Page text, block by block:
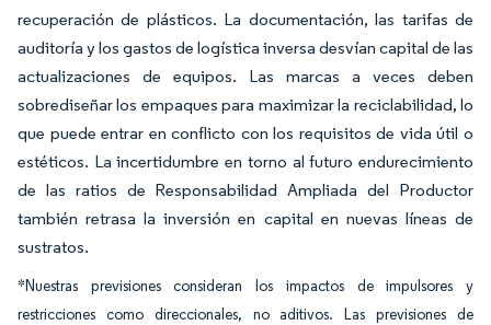
recuperación de plásticos. La documentación, las tarifas de
auditoría y los gastos de logística inversa desvían capital de las
actualizaciones de equipos. Las marcas a veces deben
sobrediseñar los empaques para maximizar la reciclabilidad, lo
que puede entrar en conflicto con los requisitos de vida útil o
estéticos. La incertidumbre en torno al futuro endurecimiento
de las ratios de Responsabilidad Ampliada del Productor
también retrasa la inversión en capital en nuevas líneas de
sustratos.
*Nuestras previsiones consideran los impactos de impulsores y
restricciones como direccionales, no aditivos. Las previsiones de